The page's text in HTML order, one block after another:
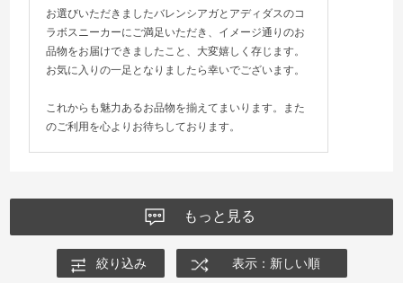
お選びいただきましたバレンシアガとアディダスのコ
ラボスニーカーにご満足いただき、イメージ通りのお
品物をお届けできましたこと、大変嬉しく存じます。
お気に入りの一足となりましたら幸いでございます。
これからも魅力あるお品物を揃えてまいります。また
のご利用を心よりお待ちしております。
もっと見る
絞り込み 表示：新しい順